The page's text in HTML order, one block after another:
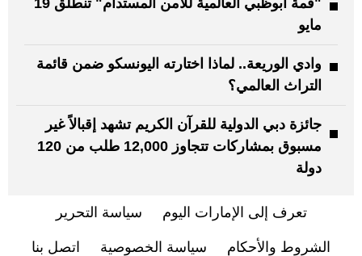
مايو
وادي الوريعة.. لماذا اختارته اليونسكو ضمن قائمة
التراث العالمي؟
جائزة دبي الدولية للقرآن الكريم تشهد إقبالاً غير
مسبوق بمشاركات تتجاوز 12,000 طلب من 120
دولة
تعرف إلى الإمارات اليوم سياسة التحرير
الشروط والأحكام سياسة الخصوصية اتصل بنا